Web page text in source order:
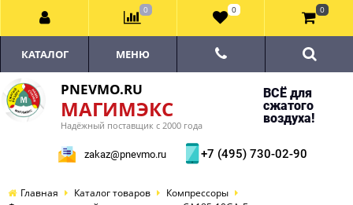
PNEVMO.RU
МАГИМЭКС
Надёжный поставщик с 2000 года
ВСЁ для
сжатого
воздуха!
zakaz@pnevmo.ru +7 (495) 730-02-90
КАТАЛОГ МЕНЮ
Главная Каталог товаров
Компрессоры
0 0 0